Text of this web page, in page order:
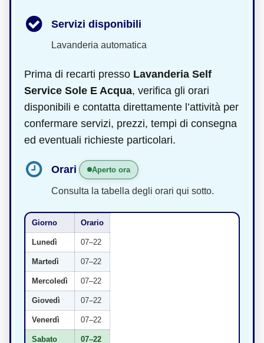
Servizi disponibili
Lavanderia automatica
Prima di recarti presso Lavanderia Self
Service Sole E Acqua, verifica gli orari
disponibili e contatta direttamente l’attività per
confermare servizi, prezzi, tempi di consegna
ed eventuali richieste particolari.
Orari Aperto ora
Consulta la tabella degli orari qui sotto.
Giorno Orario
Lunedì 07–22
Martedì 07–22
Mercoledì 07–22
Giovedì 07–22
Venerdì 07–22
Sabato 07–22